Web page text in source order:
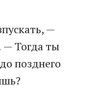
—
— Тогда ты
позднего